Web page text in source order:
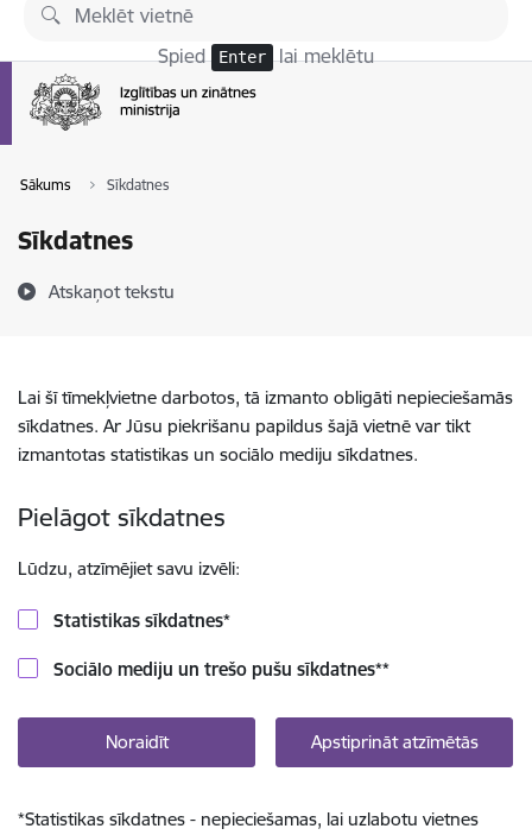
Pāriet uz lapas saturu
Spied Enter lai meklētu
Sākums Sīkdatnes
Sīkdatnes
Atskaņot tekstu
Lai šī tīmekļvietne darbotos, tā izmanto obligāti nepieciešamās
sīkdatnes. Ar Jūsu piekrišanu papildus šajā vietnē var tikt
izmantotas statistikas un sociālo mediju sīkdatnes.
Pielāgot sīkdatnes
Lūdzu, atzīmējiet savu izvēli:
Statistikas sīkdatnes*
Sociālo mediju un trešo pušu sīkdatnes**
Noraidīt Apstiprināt atzīmētās
*Statistikas sīkdatnes - nepieciešamas, lai uzlabotu vietnes